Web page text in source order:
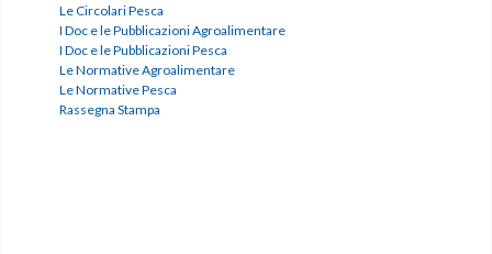
Le Circolari Pesca
I Doc e le Pubblicazioni Agroalimentare
I Doc e le Pubblicazioni Pesca
Le Normative Agroalimentare
Le Normative Pesca
Rassegna Stampa